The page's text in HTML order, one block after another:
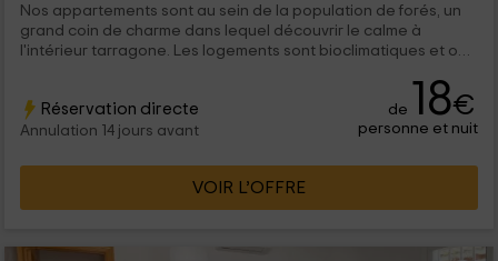
Nos appartements sont au sein de la population de forés, un
grand coin de charme dans lequel découvrir le calme à
l'intérieur tarragone. Les logements sont bioclimatiques et ont
pouvez imaginer, où vous trouverez même , un jacuzzi dans la
chambre.
Réservation directe
Annulation 14 jours avant
de 18€
personne et nuit
VOIR L’OFFRE